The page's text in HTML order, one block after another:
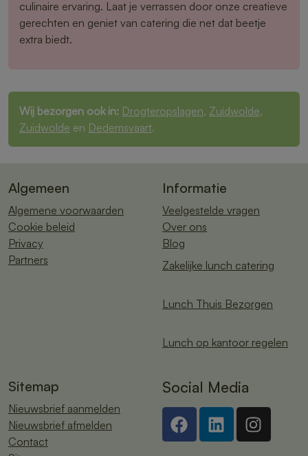
culinaire ervaring. Laat je verrassen door onze creatieve
gerechten en geniet van catering die net dat beetje
extra biedt.
Wij bezorgen ook in: Drogteropslagen, Zuidwolde,
Zuidwolde en Dedemsvaart.
Algemeen
Algemene voorwaarden
Cookie beleid
Privacy
Partners
Informatie
Veelgestelde vragen
Over ons
Blog
Zakelijke lunch catering
Lunch Thuis Bezorgen
Lunch op kantoor regelen
Sitemap
Nieuwsbrief aanmelden
Nieuwsbrief afmelden
Contact
Social Media